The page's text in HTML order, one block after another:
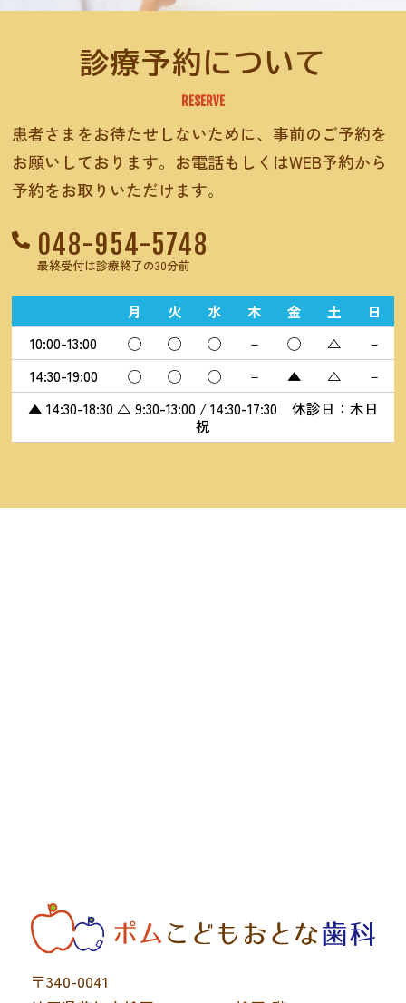
診療予約について
RESERVE
患者さまをお待たせしないために、事前のご予約を
お願いしております。お電話もしくはWEB予約から
予約をお取りいただけます。
048-954-5748
最終受付は診療終了の30分前
月 火 水 木 金 土
日
10:00-13:00
◯ ◯ ◯ － ◯ △
－
14:30-19:00
◯ ◯ ◯ － ▲ △
－
▲ 14:30-18:30 △ 9:30-13:00 / 14:30-17:30 休診日：木日
祝
〒340-0041